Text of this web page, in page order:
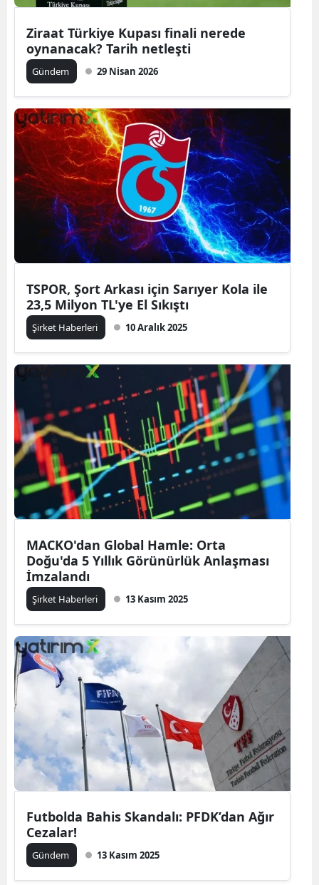
Ziraat Türkiye Kupası finali nerede
oynanacak? Tarih netleşti
Gündem 29 Nisan 2026
TSPOR, Şort Arkası için Sarıyer Kola ile
23,5 Milyon TL'ye El Sıkıştı
Şirket Haberleri 10 Aralık 2025
MACKO'dan Global Hamle: Orta
Doğu'da 5 Yıllık Görünürlük Anlaşması
İmzalandı
Şirket Haberleri 13 Kasım 2025
Futbolda Bahis Skandalı: PFDK’dan Ağır
Cezalar!
Gündem 13 Kasım 2025